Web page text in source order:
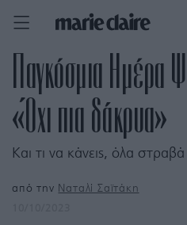
Παγκόσμια Ημέρα
«Όχι πια δάκρυα»
Και τι να κάνεις, όλα
από την Ναταλί Σαϊτάκη